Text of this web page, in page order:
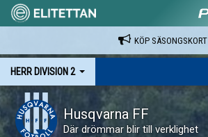
KÖP SÄSONGSKORT
HERR DIVISION 2
Husqvarna FF
Där drömmar blir till verklighet